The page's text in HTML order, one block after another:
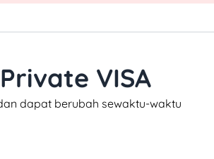
VISA
dapat berubah sewaktu-waktu​